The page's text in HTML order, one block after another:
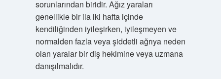
sorunlarından biridir. Ağız yaraları
genellikle bir ila iki hafta içinde
kendiliğinden iyileşirken, iyileşmeyen ve
normalden fazla veya şiddetli ağrıya neden
olan yaralar bir diş hekimine veya uzmana
danışılmalıdır.